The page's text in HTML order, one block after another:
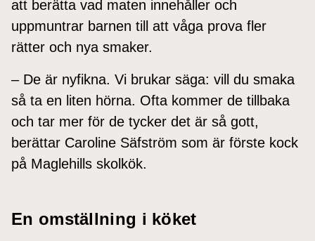
att berätta vad maten innehåller och
uppmuntrar barnen till att våga prova fler
rätter och nya smaker.
– De är nyfikna. Vi brukar säga: vill du smaka
så ta en liten hörna. Ofta kommer de tillbaka
och tar mer för de tycker det är så gott,
berättar Caroline Säfström som är förste kock
på Maglehills skolkök.
En omställning i köket